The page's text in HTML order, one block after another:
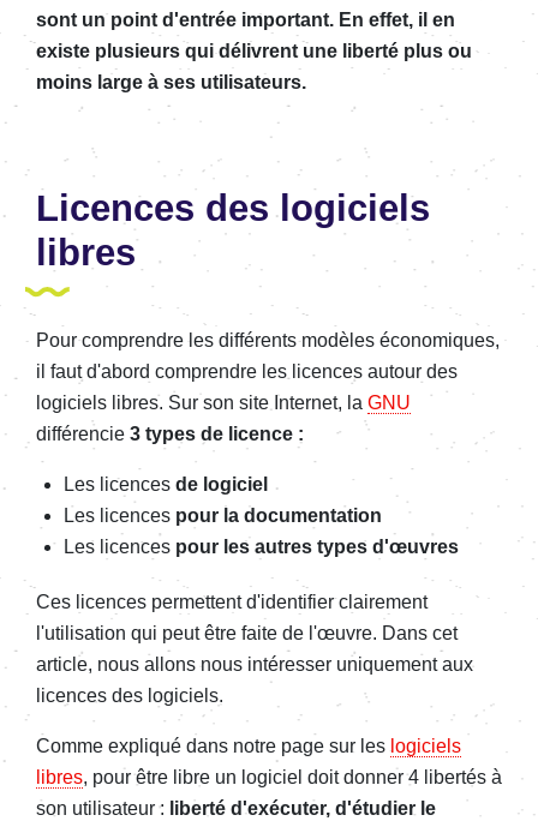
sont un point d'entrée important. En effet, il en
existe plusieurs qui délivrent une liberté plus ou
moins large à ses utilisateurs.
Licences des logiciels
libres
Pour comprendre les différents modèles économiques,
il faut d'abord comprendre les licences autour des
logiciels libres. Sur son site Internet, la GNU
différencie 3 types de licence :
Les licences de logiciel
Les licences pour la documentation
Les licences pour les autres types d'œuvres
Ces licences permettent d'identifier clairement
l'utilisation qui peut être faite de l'œuvre. Dans cet
article, nous allons nous intéresser uniquement aux
licences des logiciels.
Comme expliqué dans notre page sur les logiciels
libres, pour être libre un logiciel doit donner 4 libertés à
son utilisateur : liberté d'exécuter, d'étudier le